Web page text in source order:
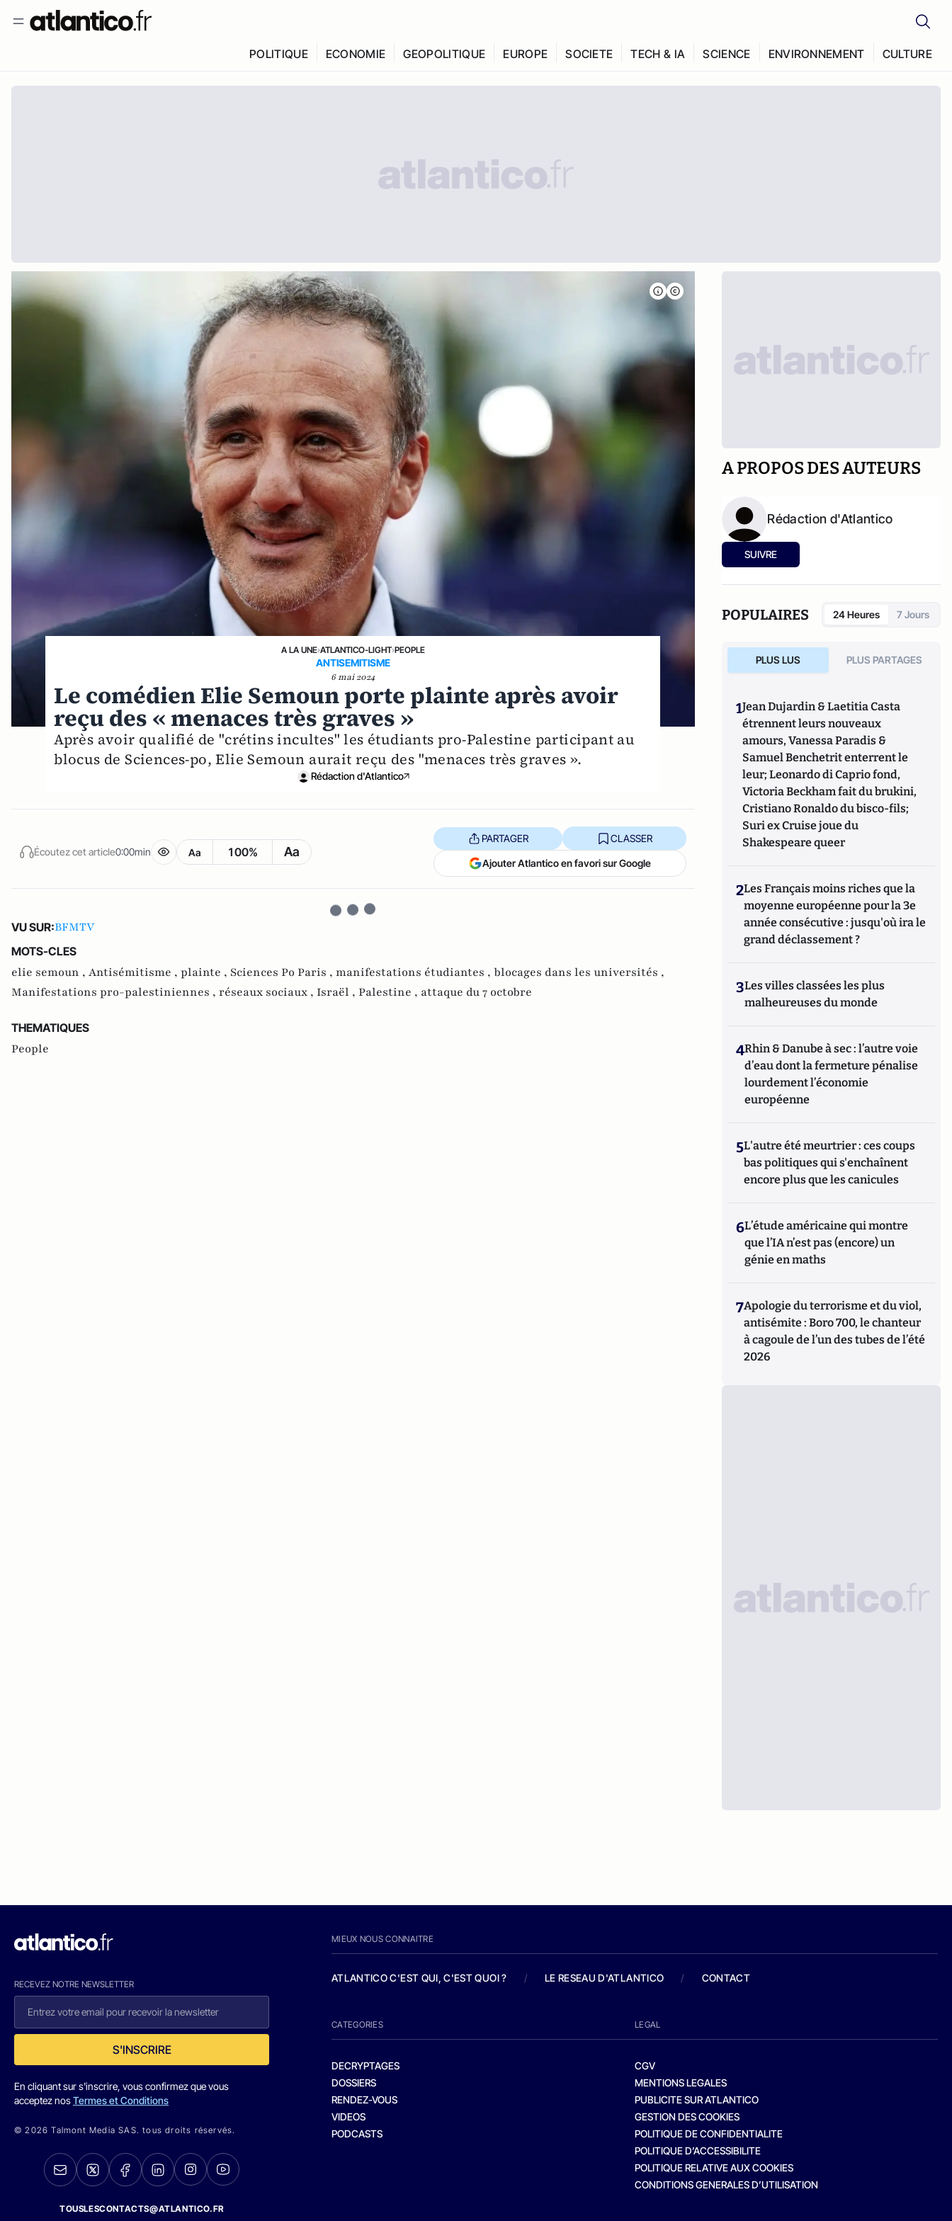
POLITIQUE ECONOMIE GEOPOLITIQUE EUROPE SOCIETE TECH & IA SCIENCE ENVIRONNEMENT CULTURE
A LA UNE›ATLANTICO-LIGHT›PEOPLE
ANTISEMITISME
6 mai 2024
Le comédien Elie Semoun porte plainte après avoir
reçu des « menaces très graves »
Après avoir qualifié de "crétins incultes" les étudiants pro-Palestine participant au
blocus de Sciences-po, Elie Semoun aurait reçu des "menaces très graves ».
Rédaction d'Atlantico
Écoutez cet article0:00min Aa 100% Aa
PARTAGER CLASSER
Ajouter Atlantico en favori sur Google
VU SUR:BFMTV
MOTS-CLES
elie semoun , Antisémitisme , plainte , Sciences Po Paris , manifestations étudiantes , blocages dans les universités ,
Manifestations pro-palestiniennes , réseaux sociaux , Israël , Palestine , attaque du 7 octobre
THEMATIQUES
People
A PROPOS DES AUTEURS
Rédaction d'Atlantico
SUIVRE
POPULAIRES 24 Heures 7 Jours
PLUS LUS PLUS PARTAGES
1Jean Dujardin & Laetitia Casta
étrennent leurs nouveaux
amours, Vanessa Paradis &
Samuel Benchetrit enterrent le
leur; Leonardo di Caprio fond,
Victoria Beckham fait du brukini,
Cristiano Ronaldo du bisco-fils;
Suri ex Cruise joue du
Shakespeare queer
2Les Français moins riches que la
moyenne européenne pour la 3e
année consécutive : jusqu'où ira le
grand déclassement ?
3Les villes classées les plus
malheureuses du monde
4Rhin & Danube à sec : l’autre voie
d’eau dont la fermeture pénalise
lourdement l’économie
européenne
5L'autre été meurtrier : ces coups
bas politiques qui s'enchaînent
encore plus que les canicules
6L’étude américaine qui montre
que l’IA n’est pas (encore) un
génie en maths
7Apologie du terrorisme et du viol,
antisémite : Boro 700, le chanteur
à cagoule de l’un des tubes de l’été
2026
RECEVEZ NOTRE NEWSLETTER
S'INSCRIRE
En cliquant sur s'inscrire, vous confirmez que vous
acceptez nosTermes et Conditions
© 2026 Talmont Media SAS. tous droits réservés.
TOUSLESCONTACTS@ATLANTICO.FR
MIEUX NOUS CONNAITRE
ATLANTICO C'EST QUI, C'EST QUOI ? / LE RESEAU D'ATLANTICO / CONTACT
CATEGORIES
DECRYPTAGES
DOSSIERS
RENDEZ-VOUS
VIDEOS
PODCASTS
LEGAL
CGV
MENTIONS LEGALES
PUBLICITE SUR ATLANTICO
GESTION DES COOKIES
POLITIQUE DE CONFIDENTIALITE
POLITIQUE D’ACCESSIBILITE
POLITIQUE RELATIVE AUX COOKIES
CONDITIONS GENERALES D’UTILISATION